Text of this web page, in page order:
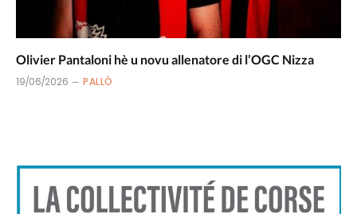
Olivier Pantaloni hè u novu allenatore di l’OGC Nizza
19/06/2026 PALLÒ